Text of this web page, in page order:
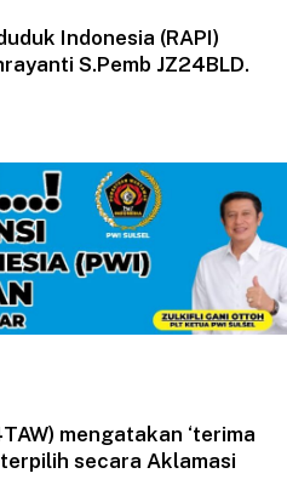
Indonesia (RAPI)
S.Pemb JZ24BLD.
mengatakan ‘terima
secara Aklamasi